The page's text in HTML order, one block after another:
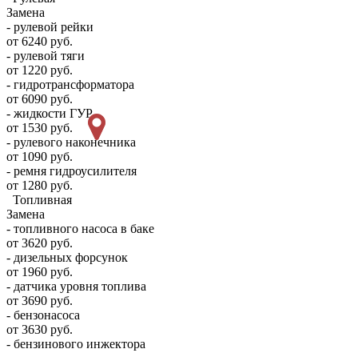
Замена
- рулевой рейки
от 6240 руб.
- рулевой тяги
от 1220 руб.
- гидротрансформатора
от 6090 руб.
- жидкости ГУР
от 1530 руб.
- рулевого наконечника
от 1090 руб.
- ремня гидроусилителя
от 1280 руб.
Топливная
Замена
- топливного насоса в баке
от 3620 руб.
- дизельных форсунок
от 1960 руб.
- датчика уровня топлива
от 3690 руб.
- бензонасоса
от 3630 руб.
- бензинового инжектора